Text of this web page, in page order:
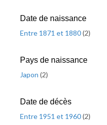
Date de naissance
Entre 1871 et 1880(2)
Pays de naissance
Japon (2)
Date de décès
Entre 1951 et 1960(2)